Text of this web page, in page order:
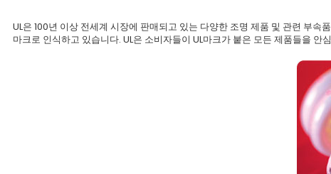
UL은 100년 이상 전세계 시장에 판매되고 있는 다양한 조명 제품 및 관련 부
마크로 인식하고 있습니다. UL은 소비자들이 UL마크가 붙은 모든 제품들을